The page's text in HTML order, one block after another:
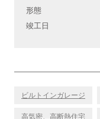
形態
竣工日
ビルトインガレージ
高気密、高断熱住宅